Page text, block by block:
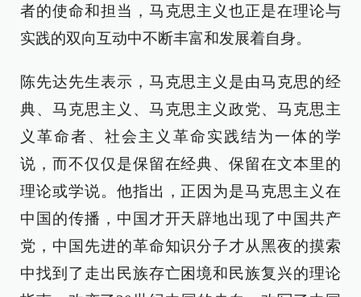
者的使命和担当，马克思主义也正是在理论与
实践的双向互动中不断丰富和发展着自身。
陈先达先生表示，马克思主义是由马克思的经
典、马克思主义、马克思主义政党、马克思主
义革命者、社会主义革命实践结为一体的学
说，而不仅仅是保留在经典、保留在文本里的
理论或学说。他指出，正因为是马克思主义在
中国的传播，中国才开天辟地出现了中国共产
党，中国先进的革命知识分子才从黑夜的摸索
中找到了走出民族存亡困境和民族复兴的理论